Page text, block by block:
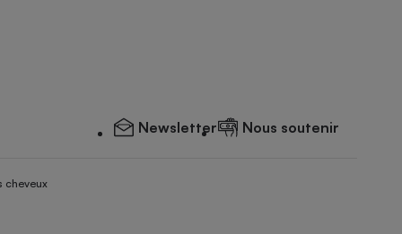
Newsletter Nous soutenir
cheveux